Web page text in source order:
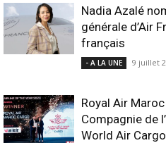
Nadia Azalé
générale d’Air
français
- A LA UNE 9 juillet
Royal Air
Compagnie de
World Air